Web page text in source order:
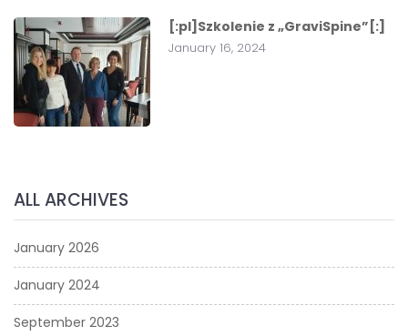
[:pl]Szkolenie z „GraviSpine”[:]
January 16, 2024
ALL ARCHIVES
January 2026
January 2024
September 2023